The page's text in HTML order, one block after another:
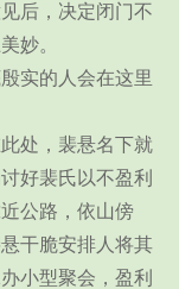
后，决定闭门不
妙。
实的人会在这里
处，裴悬名下就
好裴氏以不盈利
公路，依山傍
干脆安排人将其
小型聚会，盈利